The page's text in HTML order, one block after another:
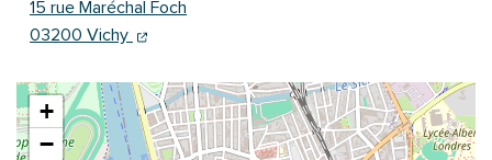
15 rue Maréchal Foch
03200 Vichy (ouverture dans un nouvel onglet)
(ouverture dans un nouvel onglet)
+
−